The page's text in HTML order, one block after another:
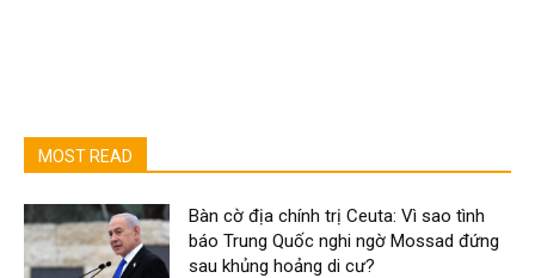
MOST READ
Bàn cờ địa chính trị Ceuta: Vì sao tình
báo Trung Quốc nghi ngờ Mossad đứng
sau khủng hoảng di cư?